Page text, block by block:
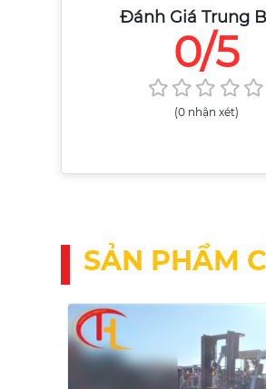
Đánh Giá Trung
0/5
(0 nhận xét)
SẢN PHẨM